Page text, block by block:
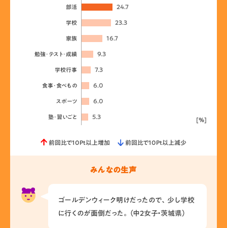
部活 24.7
学校 23.3
家族 16.7
勉強･テスト･成績 9.3
学校行事 7.3
食事･食べもの 6.0
スポーツ 6.0
塾･習いごと 5.3 [%]
前回比で10Pt以上増加 前回比で10Pt以上減少
みんなの生声
ゴールデンウィーク明けだったので、少し学校
に行くのが面倒だった。（中2女子・茨城県）